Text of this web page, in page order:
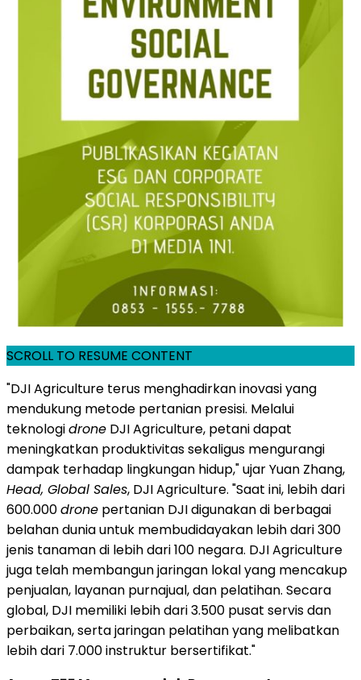
SCROLL TO RESUME CONTENT
"DJI Agriculture terus menghadirkan inovasi yang
mendukung metode pertanian presisi. Melalui
teknologidrone DJI Agriculture, petani dapat
meningkatkan produktivitas sekaligus mengurangi
dampak terhadap lingkungan hidup," ujar Yuan Zhang,
Head, Global Sales, DJI Agriculture. "Saat ini, lebih dari
600.000drone pertanian DJI digunakan di berbagai
belahan dunia untuk membudidayakan lebih dari 300
jenis tanaman di lebih dari 100 negara. DJI Agriculture
juga telah membangun jaringan lokal yang mencakup
penjualan, layanan purnajual, dan pelatihan. Secara
global, DJI memiliki lebih dari 3.500 pusat servis dan
perbaikan, serta jaringan pelatihan yang melibatkan
lebih dari 7.000 instruktur bersertifikat."